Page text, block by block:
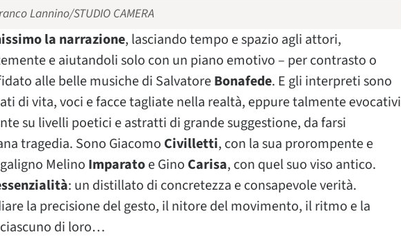
Lannino/STUDIO CAMERA
la narrazione, lasciando tempo e spazio agli attori,
e aiutandoli solo con un piano emotivo – per contrasto o
alle belle musiche di SalvatoreBonafede. E gli interpreti sono
di vita, voci e facce tagliate nella realtà, eppure talmente evocativi
su livelli poetici e astratti di grande suggestione, da farsi
tragedia. Sono Giacomo Civilletti, con la sua prorompente e
Melino Imparatoe Gino Carisa, con quel suo viso antico.
: un distillato di concretezza e consapevole verità.
la precisione del gesto, il nitore del movimento, il ritmo e la
di loro…